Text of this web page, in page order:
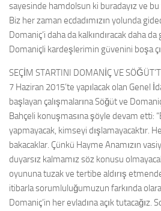
sayesinde hamdolsun ki buradayız ve
Biz her zaman ecdadımızın yolunda
Domaniç’i daha da kalkındıracak daha
Domaniçli kardeşlerimin güvenini boşa
SEÇİM STARTINI DOMANİÇ VE
7 Haziran 2015’te yapılacak olan Genel
başlayan çalışmalarına Söğüt ve
Bahçeli konuşmasına şöyle devam etti:
yapmayacak, kimseyi dışlamayacaktır.
bakacaklar. Çünkü Hayme Anamızın
duyarsız kalmamız söz konusu
oyununa tuzak ve tertibe aldırış
itibarla sorumluluğumuzun farkında
Domaniç’in her evladına açık tutacağız.